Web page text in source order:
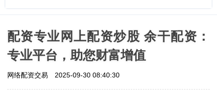
配资专业网上配资炒股 余干配资：
专业平台，助您财富增值
网络配资交易 2025-09-30 08:40:30